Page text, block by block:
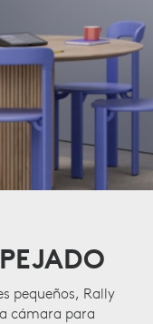
pequeños, Rally
cámara para